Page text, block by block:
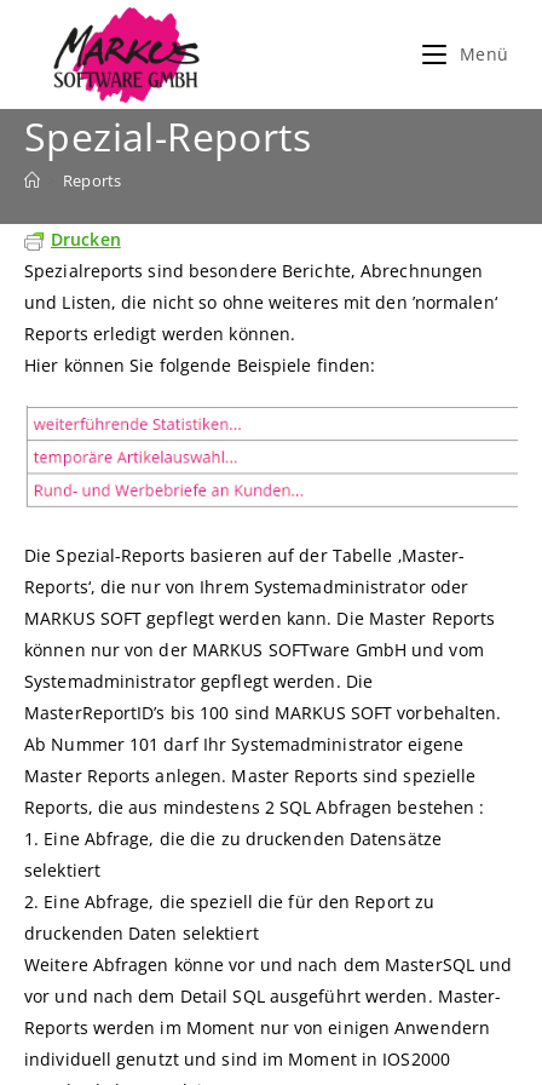
springen
Menü
Spezial-Reports
Reports
Drucken
Spezialreports sind besondere Berichte, Abrechnungen
und Listen, die nicht so ohne weiteres mit den ’normalen‘
Reports erledigt werden können.
Hier können Sie folgende Beispiele finden:
Die Spezial-Reports basieren auf der Tabelle ‚Master-
Reports‘, die nur von Ihrem Systemadministrator oder
MARKUS SOFT gepflegt werden kann. Die Master Reports
können nur von der MARKUS SOFTware GmbH und vom
Systemadministrator gepflegt werden. Die
MasterReportID’s bis 100 sind MARKUS SOFT vorbehalten.
Ab Nummer 101 darf Ihr Systemadministrator eigene
Master Reports anlegen. Master Reports sind spezielle
Reports, die aus mindestens 2 SQL Abfragen bestehen :
1. Eine Abfrage, die die zu druckenden Datensätze
selektiert
2. Eine Abfrage, die speziell die für den Report zu
druckenden Daten selektiert
Weitere Abfragen könne vor und nach dem MasterSQL und
vor und nach dem Detail SQL ausgeführt werden. Master-
Reports werden im Moment nur von einigen Anwendern
individuell genutzt und sind im Moment in IOS2000